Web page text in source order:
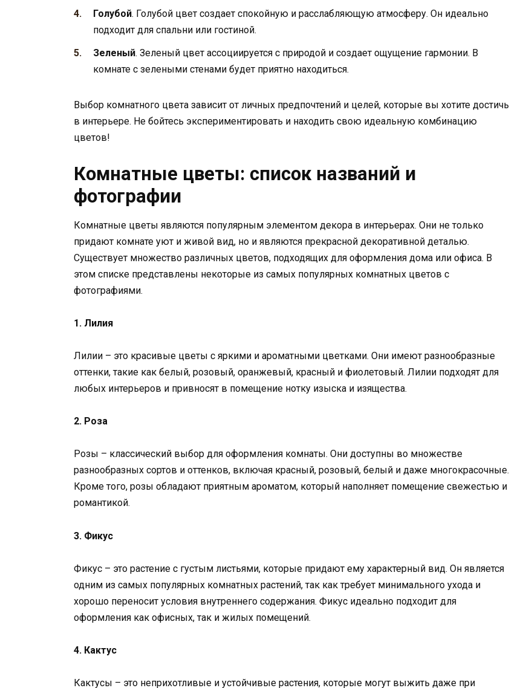
Голубой. Голубой цвет создает спокойную и расслабляющую атмосферу. Он идеально
подходит для спальни или гостиной.
Зеленый. Зеленый цвет ассоциируется с природой и создает ощущение гармонии. В
комнате с зелеными стенами будет приятно находиться.
Выбор комнатного цвета зависит от личных предпочтений и целей, которые вы хотите достичь
в интерьере. Не бойтесь экспериментировать и находить свою идеальную комбинацию
цветов!
Комнатные цветы: список названий и
фотографии
Комнатные цветы являются популярным элементом декора в интерьерах. Они не только
придают комнате уют и живой вид, но и являются прекрасной декоративной деталью.
Существует множество различных цветов, подходящих для оформления дома или офиса. В
этом списке представлены некоторые из самых популярных комнатных цветов с
фотографиями.
1. Лилия
Лилии – это красивые цветы с яркими и ароматными цветками. Они имеют разнообразные
оттенки, такие как белый, розовый, оранжевый, красный и фиолетовый. Лилии подходят для
любых интерьеров и привносят в помещение нотку изыска и изящества.
2. Роза
Розы – классический выбор для оформления комнаты. Они доступны во множестве
разнообразных сортов и оттенков, включая красный, розовый, белый и даже многокрасочные.
Кроме того, розы обладают приятным ароматом, который наполняет помещение свежестью и
романтикой.
3. Фикус
Фикус – это растение с густым листьями, которые придают ему характерный вид. Он является
одним из самых популярных комнатных растений, так как требует минимального ухода и
хорошо переносит условия внутреннего содержания. Фикус идеально подходит для
оформления как офисных, так и жилых помещений.
4. Кактус
Кактусы – это неприхотливые и устойчивые растения, которые могут выжить даже при